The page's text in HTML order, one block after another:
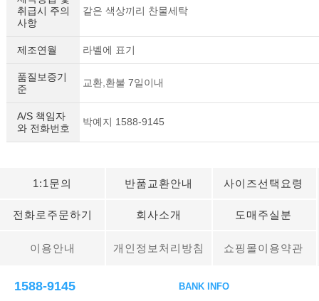
취급시 주의
사항
같은 색상끼리 찬물세탁
제조연월 라벨에 표기
품질보증기
준
교환,환불 7일이내
A/S 책임자
와 전화번호
박예지 1588-9145
1:1문의 반품교환안내 사이즈선택요령
전화로주문하기 회사소개 도매주실분
이용안내 개인정보처리방침 쇼핑몰이용약관
1588-9145 BANK INFO